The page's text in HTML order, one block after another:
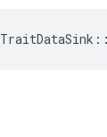
TraitDataSink ::